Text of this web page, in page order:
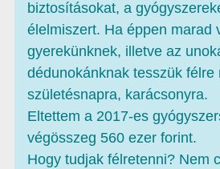
biztosításokat, a
élelmiszert. Ha éppen marad
gyerekünknek, illetve az
dédunokánknak tesszük félre
születésnapra, karácsonyra.
Eltettem a 2017-es
végösszeg 560 ezer forint.
Hogy tudjak félretenni? Nem